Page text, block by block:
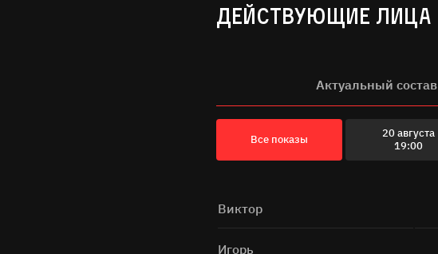
ДЕЙСТВУЮЩИЕ ЛИЦА
Актуальный состав
Все показы
20 августа
19:00
Виктор
Игорь